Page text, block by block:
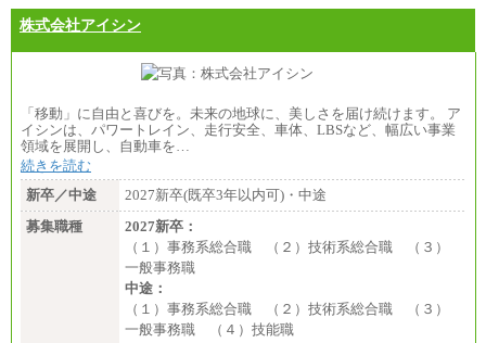
株式会社アイシン
「移動」に自由と喜びを。未来の地球に、美しさを届け続けます。 ア
イシンは、パワートレイン、走行安全、車体、LBSなど、幅広い事業
領域を展開し、自動車を…
続きを読む
新卒／中途
2027新卒(既卒3年以内可)・中途
募集職種
2027新卒：
（１）事務系総合職 （２）技術系総合職 （３）
一般事務職
中途：
（１）事務系総合職 （２）技術系総合職 （３）
一般事務職 （４）技能職